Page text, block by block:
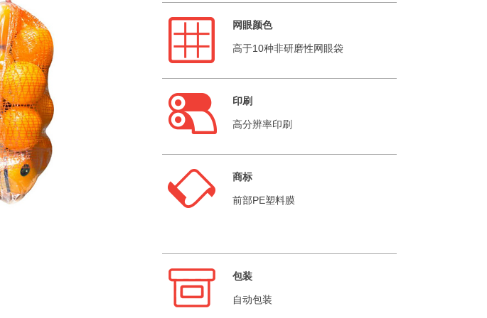
网眼颜色
高于10种非研磨性网眼袋
印刷
高分辨率印刷
商标
前部PE塑料膜
包装
自动包装